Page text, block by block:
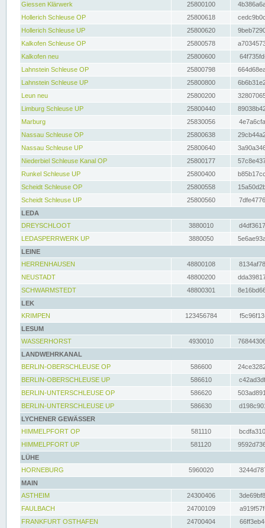
Giessen Klärwerk
25800100
Hollerich Schleuse OP
25800618
Hollerich Schleuse UP
25800620
Kalkofen Schleuse OP
25800578
Kalkofen neu
25800600
Lahnstein Schleuse OP
25800798
Lahnstein Schleuse UP
25800800
Leun neu
25800200
Limburg Schleuse UP
25800440
Marburg
25830056
Nassau Schleuse OP
25800638
Nassau Schleuse UP
25800640
Niederbiel Schleuse Kanal OP
25800177
Runkel Schleuse UP
25800400
Scheidt Schleuse OP
25800558
Scheidt Schleuse UP
25800560
LEDA
DREYSCHLOOT
3880010
LEDASPERRWERK UP
3880050
LEINE
HERRENHAUSEN
48800108
NEUSTADT
48800200
SCHWARMSTEDT
48800301
LEK
KRIMPEN
123456784
LESUM
WASSERHORST
4930010
LANDWEHRKANAL
BERLIN-OBERSCHLEUSE OP
586600
BERLIN-OBERSCHLEUSE UP
586610
BERLIN-UNTERSCHLEUSE OP
586620
BERLIN-UNTERSCHLEUSE UP
586630
LYCHENER GEWÄSSER
HIMMELPFORT OP
581110
HIMMELPFORT UP
581120
LÜHE
HORNEBURG
5960020
MAIN
ASTHEIM
24300406
FAULBACH
24700109
FRANKFURT OSTHAFEN
24700404